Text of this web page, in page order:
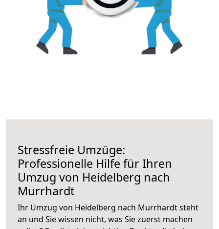
Stressfreie Umzüge:
Professionelle Hilfe für Ihren
Umzug von Heidelberg nach
Murrhardt
Ihr Umzug von Heidelberg nach Murrhardt steht
an und Sie wissen nicht, was Sie zuerst machen